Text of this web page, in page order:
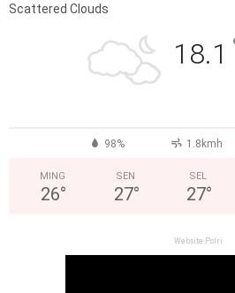
Scattered Clouds
18.1
98% 1.8kmh
MING
26°
SEN
27°
SEL
27°
Website Polri